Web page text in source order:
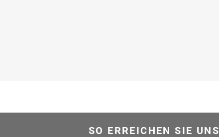
SO ERREICHEN SIE UNS